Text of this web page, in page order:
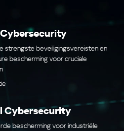
strengste beveiligingsvereisten en
bescherming voor cruciale
Cybersecurity
bescherming voor industriële